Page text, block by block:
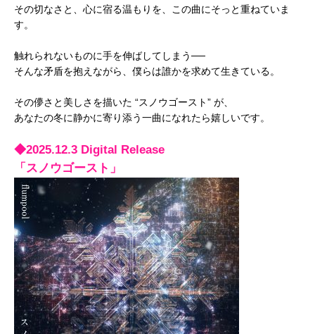
その切なさと、心に宿る温もりを、この曲にそっと重ねていま
す。
触れられないものに手を伸ばしてしまう──
そんな矛盾を抱えながら、僕らは誰かを求めて生きている。
その儚さと美しさを描いた “スノウゴースト” が、
あなたの冬に静かに寄り添う一曲になれたら嬉しいです。
◆2025.12.3 Digital Release
「スノウゴースト」